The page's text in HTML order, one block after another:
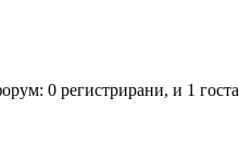
0 регистрирани, и 1 госта